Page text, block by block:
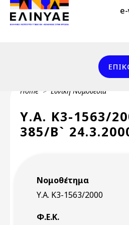
Skip to main content
Header Top 2
Header Top
Breadcrumb
Home Εθνική Νομοθεσία
Υ.Α. Κ3-1563/
385/Β`
Νομοθέτημα
Υ.Α. Κ3-1563/2000
Φ.Ε.Κ.